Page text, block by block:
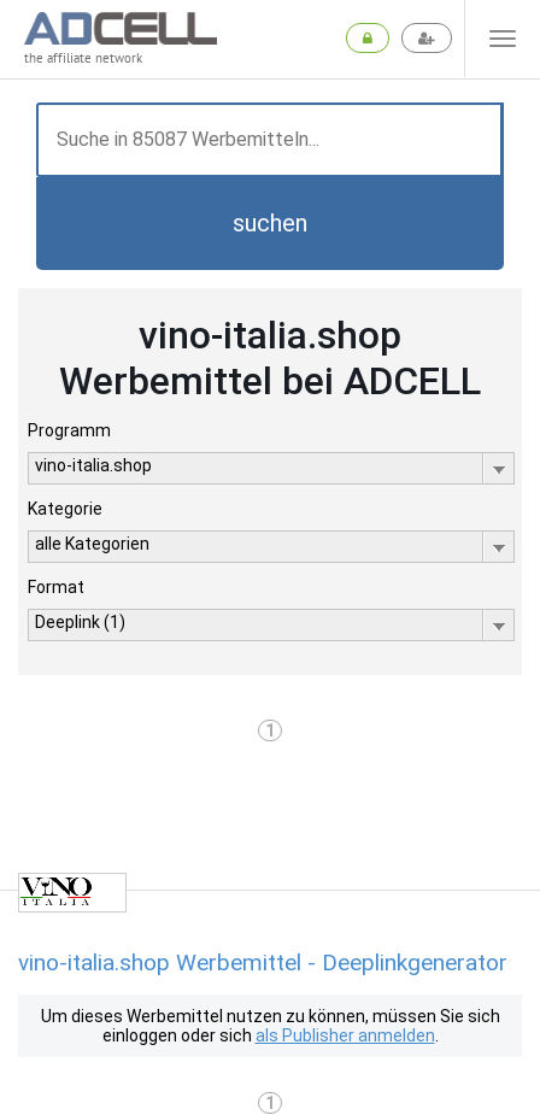
the affiliate network
suchen
vino-italia.shop
Werbemittel bei ADCELL
Programm
vino-italia.shop
Kategorie
alle Kategorien
Format
Deeplink (1)
1
vino-italia.shop Werbemittel - Deeplinkgenerator
Um dieses Werbemittel nutzen zu können, müssen Sie sich
einloggen oder sich als Publisher anmelden
1